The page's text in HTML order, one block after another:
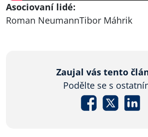
Asociovaní lidé:
Roman NeumannTibor Máhrik
Zaujal vás tento
Podělte se s